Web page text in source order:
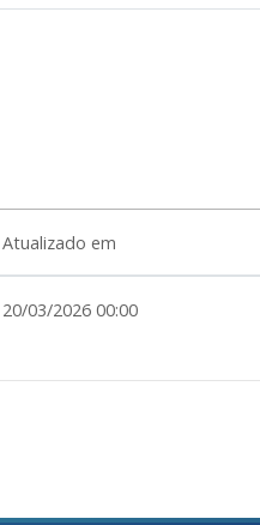
Atualizado em
20/03/2026 00:00